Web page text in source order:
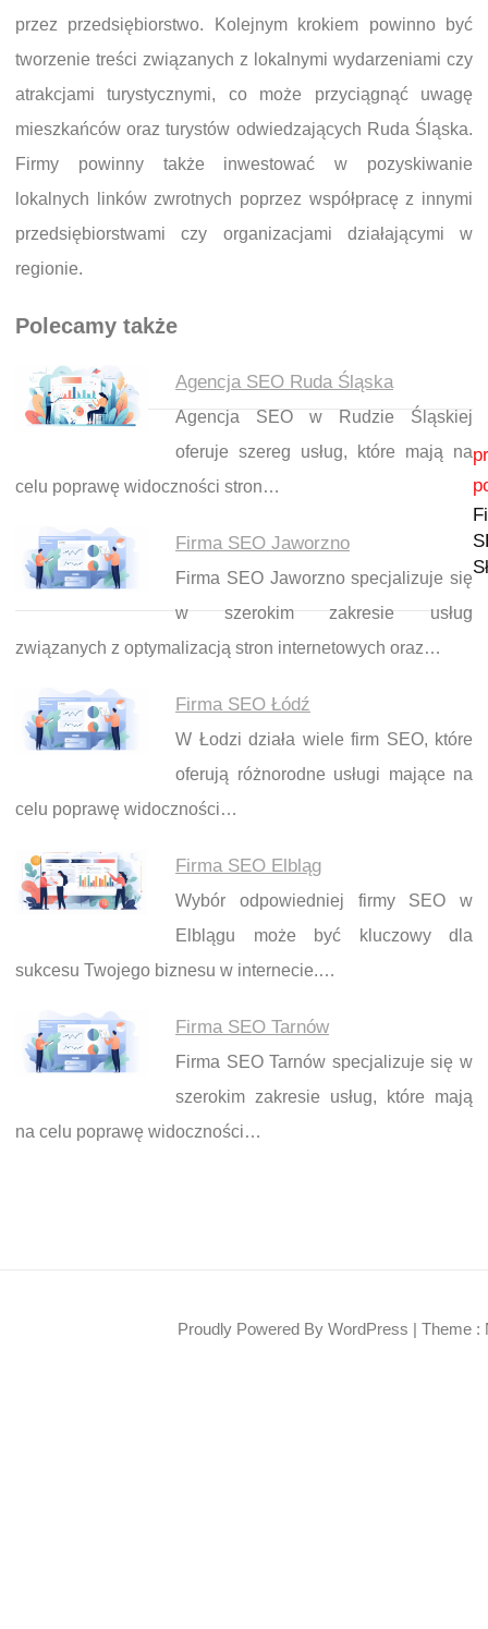
przez przedsiębiorstwo. Kolejnym krokiem powinno być
tworzenie treści związanych z lokalnymi wydarzeniami czy
atrakcjami turystycznymi, co może przyciągnąć uwagę
mieszkańców oraz turystów odwiedzających Ruda Śląska.
Firmy powinny także inwestować w pozyskiwanie
lokalnych linków zwrotnych poprzez współpracę z innymi
przedsiębiorstwami czy organizacjami działającymi w
regionie.
Polecamy także
Agencja SEO Ruda Śląska
Agencja SEO w Rudzie Śląskiej
oferuje szereg usług, które mają na
celu poprawę widoczności stron…
Firma SEO Jaworzno
Firma SEO Jaworzno specjalizuje się
w szerokim zakresie usług
związanych z optymalizacją stron internetowych oraz…
Firma SEO Łódź
W Łodzi działa wiele firm SEO, które
oferują różnorodne usługi mające na
celu poprawę widoczności…
Firma SEO Elbląg
Wybór odpowiedniej firmy SEO w
Elblągu może być kluczowy dla
sukcesu Twojego biznesu w internecie.…
Firma SEO Tarnów
Firma SEO Tarnów specjalizuje się w
szerokim zakresie usług, które mają
na celu poprawę widoczności…
Nawigacja wpisu
Proudly Powered By WordPress | Theme :